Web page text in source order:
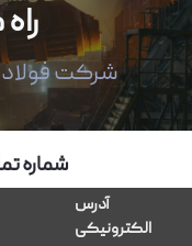
شرکت فولاد
شماره
آدرس
الکترونیکی